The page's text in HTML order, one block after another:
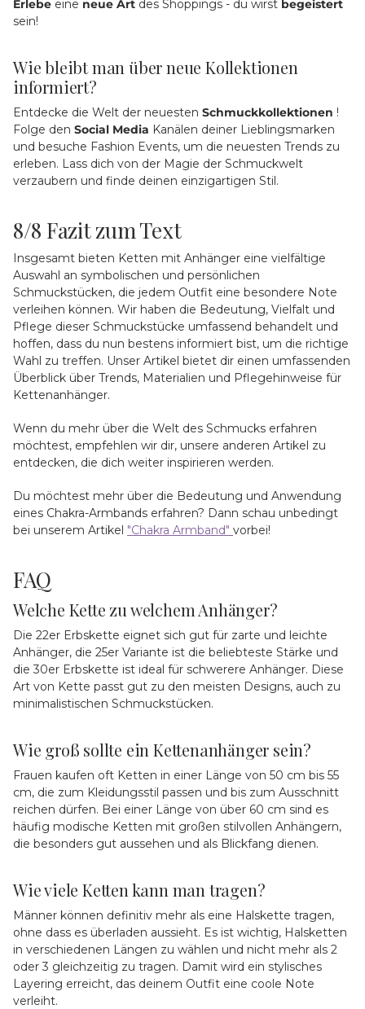
Erlebe eine neue Art des Shoppings - du wirst begeistert
sein!
Wie bleibt man über neue Kollektionen
informiert?
Entdecke die Welt der neuesten Schmuckkollektionen !
Folge den Social Media Kanälen deiner Lieblingsmarken
und besuche Fashion Events, um die neuesten Trends zu
erleben. Lass dich von der Magie der Schmuckwelt
verzaubern und finde deinen einzigartigen Stil.
8/8 Fazit zum Text
Insgesamt bieten Ketten mit Anhänger eine vielfältige
Auswahl an symbolischen und persönlichen
Schmuckstücken, die jedem Outfit eine besondere Note
verleihen können. Wir haben die Bedeutung, Vielfalt und
Pflege dieser Schmuckstücke umfassend behandelt und
hoffen, dass du nun bestens informiert bist, um die richtige
Wahl zu treffen. Unser Artikel bietet dir einen umfassenden
Überblick über Trends, Materialien und Pflegehinweise für
Kettenanhänger.
Wenn du mehr über die Welt des Schmucks erfahren
möchtest, empfehlen wir dir, unsere anderen Artikel zu
entdecken, die dich weiter inspirieren werden.
Du möchtest mehr über die Bedeutung und Anwendung
eines Chakra-Armbands erfahren? Dann schau unbedingt
bei unserem Artikel "Chakra Armband" vorbei!
FAQ
Welche Kette zu welchem Anhänger?
Die 22er Erbskette eignet sich gut für zarte und leichte
Anhänger, die 25er Variante ist die beliebteste Stärke und
die 30er Erbskette ist ideal für schwerere Anhänger. Diese
Art von Kette passt gut zu den meisten Designs, auch zu
minimalistischen Schmuckstücken.
Wie groß sollte ein Kettenanhänger sein?
Frauen kaufen oft Ketten in einer Länge von 50 cm bis 55
cm, die zum Kleidungsstil passen und bis zum Ausschnitt
reichen dürfen. Bei einer Länge von über 60 cm sind es
häufig modische Ketten mit großen stilvollen Anhängern,
die besonders gut aussehen und als Blickfang dienen.
Wie viele Ketten kann man tragen?
Männer können definitiv mehr als eine Halskette tragen,
ohne dass es überladen aussieht. Es ist wichtig, Halsketten
in verschiedenen Längen zu wählen und nicht mehr als 2
oder 3 gleichzeitig zu tragen. Damit wird ein stylisches
Layering erreicht, das deinem Outfit eine coole Note
verleiht.